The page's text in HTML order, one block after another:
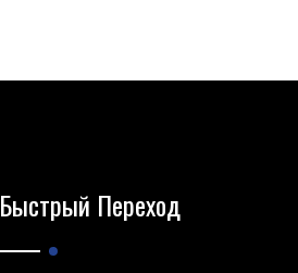
Быстрый Переход